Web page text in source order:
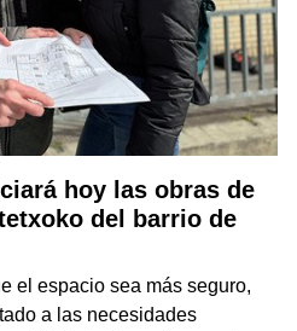
hoy las obras de
del barrio de
el espacio sea más seguro,
a las necesidades